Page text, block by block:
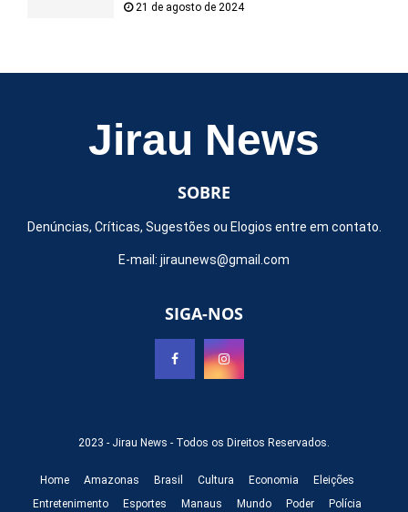
21 de agosto de 2024
Jirau News
SOBRE
Denúncias, Críticas, Sugestões ou Elogios entre em contato.
E-mail: jiraunews@gmail.com
SIGA-NOS
2023 - Jirau News - Todos os Direitos Reservados.
Home Amazonas Brasil Cultura Economia
Eleições
Entretenimento
Esportes Manaus Mundo Poder Polícia